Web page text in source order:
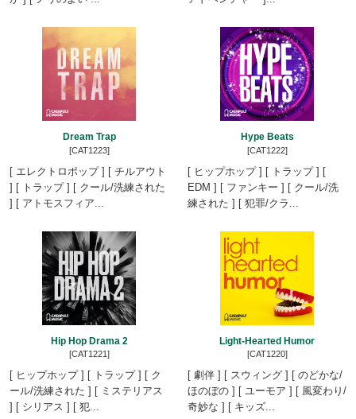
Dream Trap
[CAT1223]
[ エレクトロポップ ] [ チルアウト
] [ トラップ ] [ クール/洗練された
] [ アトモスフィア...
Hype Beats
[CAT1222]
[ ヒップホップ ] [ トラップ ] [
EDM ] [ ファンキー ] [ クール/洗
練された ] [ 犯罪/クラ...
Hip Hop Drama 2
[CAT1221]
[ ヒップホップ ] [ トラップ ] [ ク
ール/洗練された ] [ ミステリアス
] [ シリアス ] [ 犯...
Light-Hearted Humor
[CAT1220]
[ 劇伴 ] [ スウィング ] [ のどかな/
ほのぼの ] [ ユーモア ] [ 風変わり/
奇妙な ] [ キッズ...